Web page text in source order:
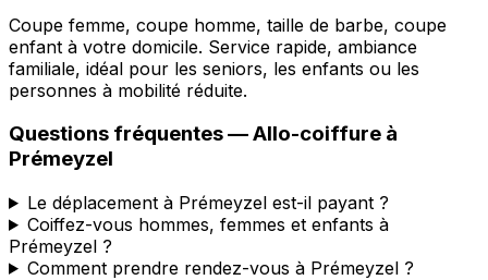
Coupe femme, coupe homme, taille de barbe, coupe
enfant à votre domicile. Service rapide, ambiance
familiale, idéal pour les seniors, les enfants ou les
personnes à mobilité réduite.
Questions fréquentes —Allo-coiffure à
Prémeyzel
Le déplacement à Prémeyzel est-il payant ?
Coiffez-vous hommes, femmes et enfants à
Prémeyzel ?
Comment prendre rendez-vous à Prémeyzel ?